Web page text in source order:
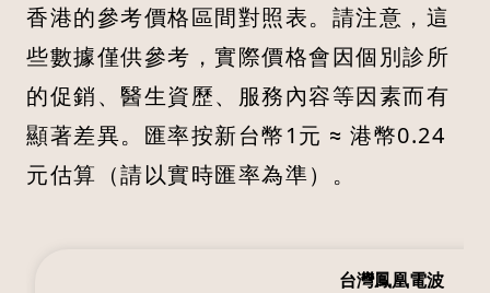
香港的參考價格區間對照表。請注意，這
些數據僅供參考，實際價格會因個別診所
的促銷、醫生資歷、服務內容等因素而有
顯著差異。匯率按新台幣1元 ≈ 港幣0.24
元估算（請以實時匯率為準）。
台灣鳳凰電波